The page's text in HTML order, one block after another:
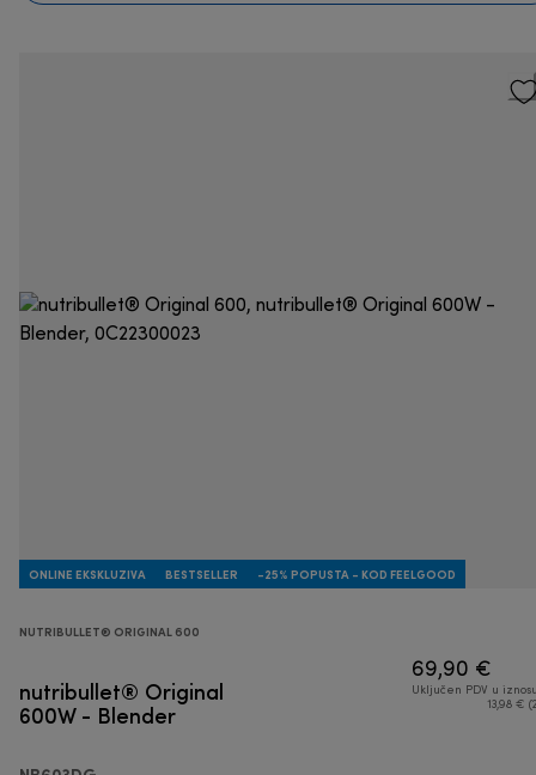
ONLINE EKSKLUZIVA BESTSELLER -25% POPUSTA - KOD FEELGOOD
NUTRIBULLET® ORIGINAL 600
nutribullet® Original
600W - Blender
69,90 €
Uključen PDV u
13,98 €